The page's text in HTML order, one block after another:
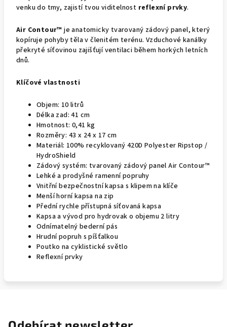
venku do tmy, zajistí tvou viditelnost reflexní prvky.
Air Contour™je anatomicky tvarovaný zádový panel, který
kopíruje pohyby těla v členitém terénu. Vzduchové kanálky
překryté síťovinou zajišťují ventilaci během horkých letních
dnů.
Klíčové vlastnosti
Objem: 10 litrů
Délka zad: 41 cm
Hmotnost: 0,41 kg
Rozměry: 43 x 24 x 17 cm
Materiál: 100% recyklovaný 420D Polyester Ripstop /
HydroShield
Zádový systém: tvarovaný zádový panel Air Contour™
Lehké a prodyšné ramenní popruhy
Vnitřní bezpečnostní kapsa s klipem na klíče
Menší horní kapsa na zip
Přední rychle přístupná síťovaná kapsa
Kapsa a vývod pro hydrovak o objemu 2 litry
Odnímatelný bederní pás
Hrudní popruh s píšťalkou
Poutko na cyklistické světlo
Reflexní prvky